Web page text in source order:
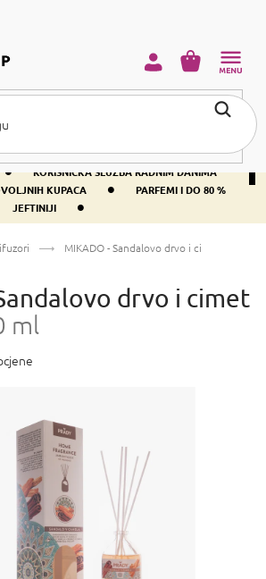
IZNAD PRIBLIŽNO 37 € •
400+ SVJETSKI
• KORISNIČKA SLUŽBA RADNIM DANIMA
KUPACA •
PARFEMI I DO 80 %
JEFTINIJI
•
KOŠARICA
MIKADO - Sandalovo drvo i cimet
drvo i cimet
ml